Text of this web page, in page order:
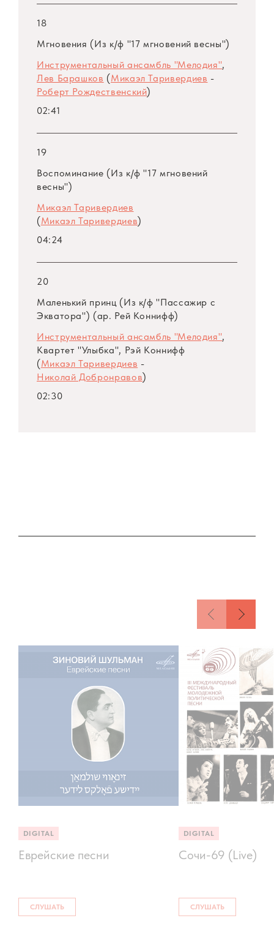
18
Мгновения (Из к/ф "17 мгновений весны")
Инструментальный ансамбль "Мелодия",
Лев Барашков (Микаэл Таривердиев -
Роберт Рождественский)
02:41
19
Воспоминание (Из к/ф "17 мгновений
весны")
Микаэл Таривердиев
(Микаэл Таривердиев)
04:24
20
Маленький принц (Из к/ф "Пассажир с
Экватора") (ар. Рей Коннифф)
Инструментальный ансамбль "Мелодия",
Квартет "Улыбка", Рэй Коннифф
(Микаэл Таривердиев -
Николай Добронравов)
02:30
DIGITAL
Еврейские песни
СЛУШАТЬ
DIGITAL
Сочи-69 (Live)
СЛУШАТЬ